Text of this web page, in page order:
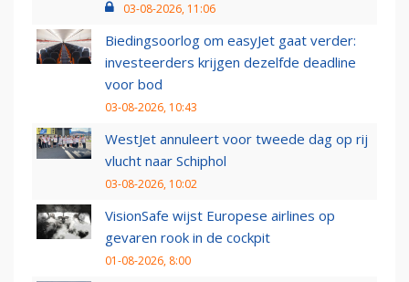
03-08-2026, 11:06
Biedingsoorlog om easyJet gaat verder:
investeerders krijgen dezelfde deadline
voor bod
03-08-2026, 10:43
WestJet annuleert voor tweede dag op rij
vlucht naar Schiphol
03-08-2026, 10:02
VisionSafe wijst Europese airlines op
gevaren rook in de cockpit
01-08-2026, 8:00